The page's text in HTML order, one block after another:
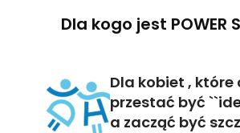
Dla kogo jest POWER
Dla kobiet , które
przestać być
a zacząć być